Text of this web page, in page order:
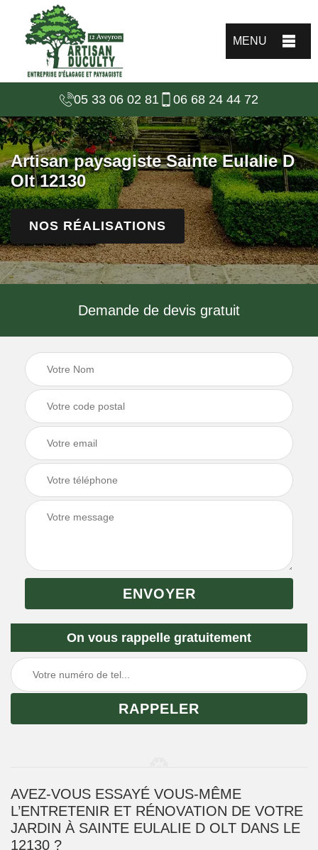
MENU
05 33 06 02 81 06 68 24 44 72
Artisan paysagiste Sainte Eulalie D
Olt 12130
NOS RÉALISATIONS
Demande de devis gratuit
On vous rappelle gratuitement
AVEZ-VOUS ESSAYÉ VOUS-MÊME
L’ENTRETENIR ET RÉNOVATION DE VOTRE
JARDIN À SAINTE EULALIE D OLT DANS LE
12130 ?